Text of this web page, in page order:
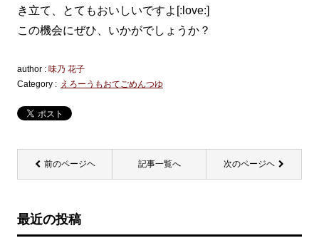
き立て、とてもおいしいですよ[:love:]
この機会にぜひ、いかがでしょうか？
author : 味乃 花子
Category : えろーうもおてごめんつゆ
前のページヘ 記事一覧へ 次のページヘ
最近の投稿